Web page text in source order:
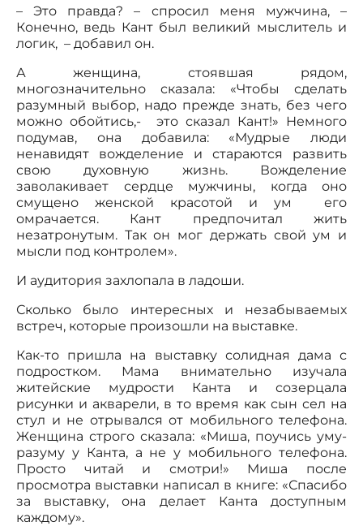
– Это правда? – спросил меня мужчина, –
Конечно, ведь Кант был великий мыслитель и
логик, – добавил он.
А женщина, стоявшая рядом,
многозначительно сказала: «Чтобы сделать
разумный выбор, надо прежде знать, без чего
можно обойтись,- это сказал Кант!» Немного
подумав, она добавила: «Мудрые люди
ненавидят вожделение и стараются развить
свою духовную жизнь. Вожделение
заволакивает сердце мужчины, когда оно
смущено женской красотой и ум его
омрачается. Кант предпочитал жить
незатронутым. Так он мог держать свой ум и
мысли под контролем».
И аудитория захлопала в ладоши.
Сколько было интересных и незабываемых
встреч, которые произошли на выставке.
Как-то пришла на выставку солидная дама с
подростком. Мама внимательно изучала
житейские мудрости Канта и созерцала
рисунки и акварели, в то время как сын сел на
стул и не отрывался от мобильного телефона.
Женщина строго сказала: «Миша, поучись уму-
разуму у Канта, а не у мобильного телефона.
Просто читай и смотри!» Миша после
просмотра выставки написал в книге: «Спасибо
за выставку, она делает Канта доступным
каждому».